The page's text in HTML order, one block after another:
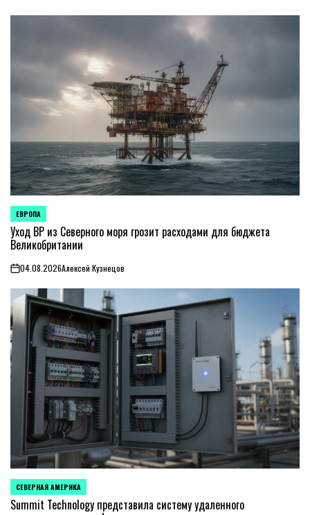
ОПУБЛИКОВАНО
В
ЕВРОПА
Уход BP из Северного моря грозит расходами для бюджета
Великобритании
on04.08.2026Алексей Кузнецов
ОПУБЛИКОВАНО
В
СЕВЕРНАЯ АМЕРИКА
Summit Technology представила систему удаленного